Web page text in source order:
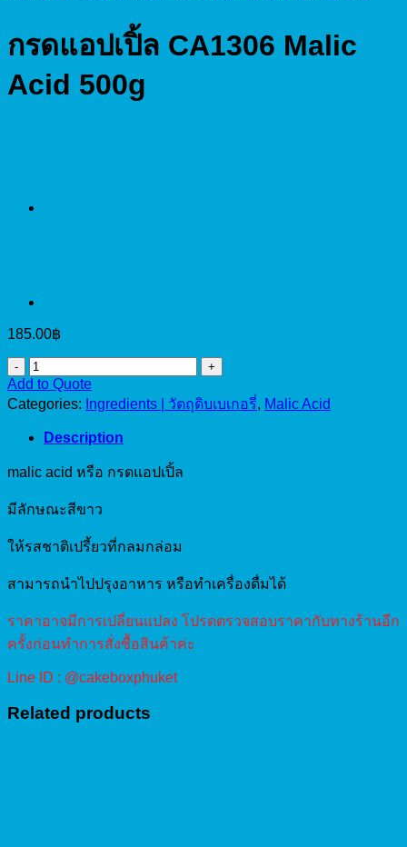
กรดแอปเปิ้ล CA1306 Malic
Acid 500g
185.00฿
กรด
แอ
ปเปิ้ล
CA1306
Malic
Acid
500g
Add to Quote
Categories: Ingredients | วัตถุดิบเบเกอรี่, Malic Acid
Description
malic acid หรือ กรดแอปเปิ้ล
มีลักษณะสีขาว
ให้รสชาติเปรี้ยวที่กลมกล่อม
สามารถนำไปปรุงอาหาร หรือทำเครื่องดื่มได้
ราคาอาจมีการเปลี่ยนแปลง โปรดตรวจสอบราคากับทางร้านอีก
ครั้งก่อนทำการสั่งซื้อสินค้าค่ะ
Line ID : @cakeboxphuket
Related products